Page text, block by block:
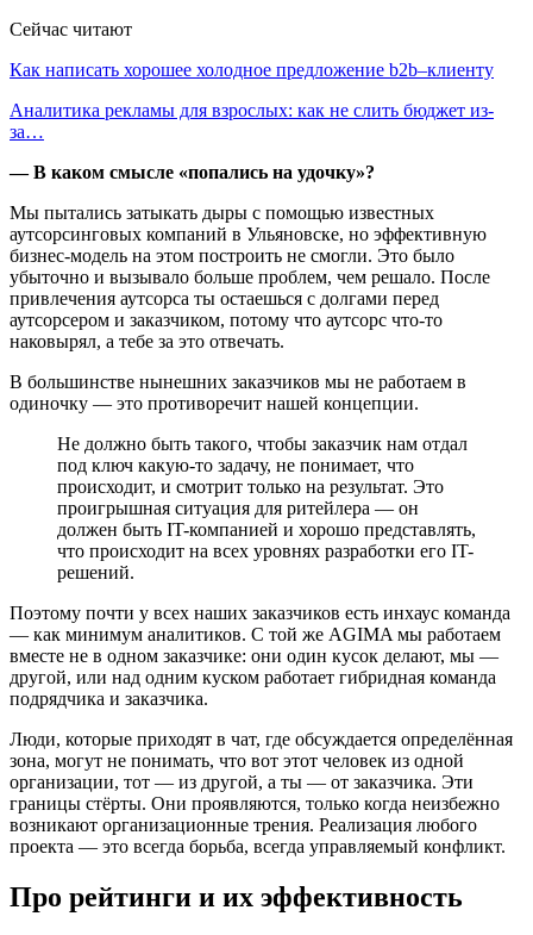
Сейчас читают
Как написать хорошее холодное предложение b2b–клиенту
Аналитика рекламы для взрослых: как не слить бюджет из-
за…
— В каком смысле «попались на удочку»?
Мы пытались затыкать дыры с помощью известных
аутсорсинговых компаний в Ульяновске, но эффективную
бизнес-модель на этом построить не смогли. Это было
убыточно и вызывало больше проблем, чем решало. После
привлечения аутсорса ты остаешься с долгами перед
аутсорсером и заказчиком, потому что аутсорс что-то
наковырял, а тебе за это отвечать.
В большинстве нынешних заказчиков мы не работаем в
одиночку — это противоречит нашей концепции.
Не должно быть такого, чтобы заказчик нам отдал
под ключ какую-то задачу, не понимает, что
происходит, и смотрит только на результат. Это
проигрышная ситуация для ритейлера — он
должен быть IT-компанией и хорошо представлять,
что происходит на всех уровнях разработки его IT-
решений.
Поэтому почти у всех наших заказчиков есть инхаус команда
— как минимум аналитиков. С той же AGIMA мы работаем
вместе не в одном заказчике: они один кусок делают, мы —
другой, или над одним куском работает гибридная команда
подрядчика и заказчика.
Люди, которые приходят в чат, где обсуждается определённая
зона, могут не понимать, что вот этот человек из одной
организации, тот — из другой, а ты — от заказчика. Эти
границы стёрты. Они проявляются, только когда неизбежно
возникают организационные трения. Реализация любого
проекта — это всегда борьба, всегда управляемый конфликт.
Про рейтинги и их эффективность